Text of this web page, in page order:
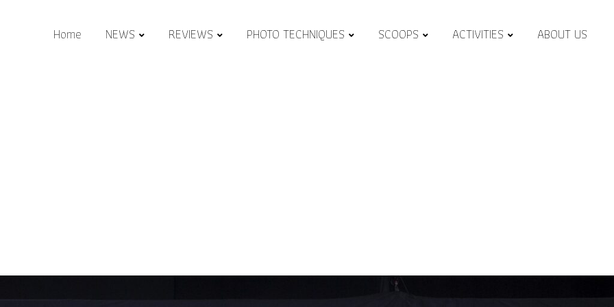
Home NEWS REVIEWS PHOTO TECHNIQUES SCOOPS ACTIVITIES ABOUT US